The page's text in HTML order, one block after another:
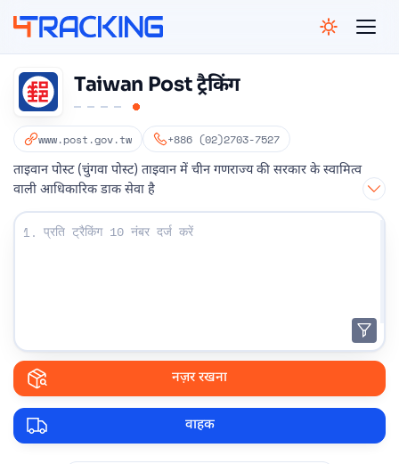
Taiwan Post ट्रैकिंग
www.post.gov.tw +886 (02)2703-7527
ताइवान पोस्ट (चुंगवा पोस्ट) ताइवान में चीन गणराज्य की सरकार के स्वामित्व
वाली आधिकारिक डाक सेवा है
अपना ट्रैकिंग नंबर दर्ज करें:
1.
नज़र रखना
वाहक